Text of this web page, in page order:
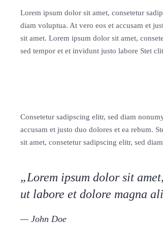
Lorem ipsum dolor sit amet, consetetur
diam voluptua. At vero eos et accusam et
sit amet. Lorem ipsum dolor sit amet,
sed tempor et et invidunt justo labore Stet
Consetetur sadipscing elitr, sed diam
accusam et justo duo dolores et ea rebum.
sit amet, consetetur sadipscing elitr, sed
„Lorem ipsum dolor sit
ut labore et dolore magna
John Doe